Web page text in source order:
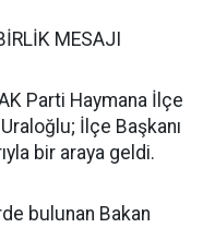
MESAJI
Parti Haymana İlçe
Uraloğlu; İlçe Başkanı
bir araya geldi.
bulunan Bakan